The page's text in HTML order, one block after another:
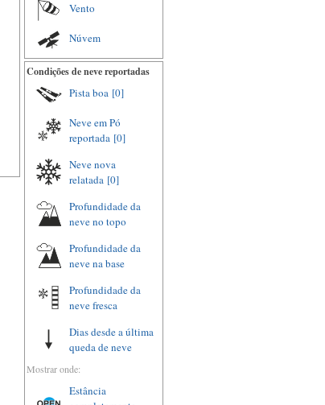
Vento
Núvem
Condições de neve reportadas
Pista boa [0]
Neve em Pó
reportada [0]
Neve nova
relatada [0]
Profundidade da
neve no topo
Profundidade da
neve na base
Profundidade da
neve fresca
Dias desde a última
queda de neve
Mostrar onde:
Estância